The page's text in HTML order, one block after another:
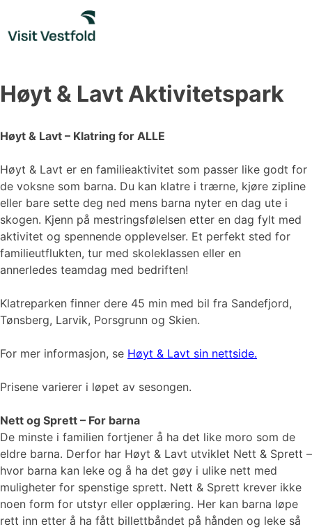
content
Høyt & Lavt Aktivitetspark
Høyt & Lavt – Klatring for ALLE
Høyt & Lavt er en familieaktivitet som passer like godt for
de voksne som barna. Du kan klatre i trærne, kjøre zipline
eller bare sette deg ned mens barna nyter en dag ute i
skogen. Kjenn på mestringsfølelsen etter en dag fylt med
aktivitet og spennende opplevelser. Et perfekt sted for
familieutflukten, tur med skoleklassen eller en
annerledes teamdag med bedriften!
Klatreparken finner dere 45 min med bil fra Sandefjord,
Tønsberg, Larvik, Porsgrunn og Skien.
For mer informasjon, se Høyt & Lavt sin nettside.
Prisene varierer i løpet av sesongen.
Nett og Sprett – For barna
De minste i familien fortjener å ha det like moro som de
eldre barna. Derfor har Høyt & Lavt utviklet Nett & Sprett –
hvor barna kan leke og å ha det gøy i ulike nett med
muligheter for spenstige sprett. Nett & Sprett krever ikke
noen form for utstyr eller opplæring. Her kan barna løpe
rett inn etter å ha fått billettbåndet på hånden og leke så